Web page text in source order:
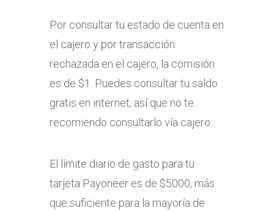
Por consultar tu estado de cuenta en
el cajero y por transacción
rechazada en el cajero, la comisión
es de $1. Puedes consultar tu saldo
gratis en internet, así que no te
recomiendo consultarlo vía cajero.
El límite diario de gasto para tu
tarjeta Payoneer es de $5000, más
que suficiente para la mayoría de